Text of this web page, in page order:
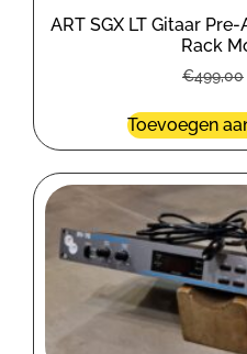
ART SGX LT Gitaar
Rack
€499,00
Toevoegen